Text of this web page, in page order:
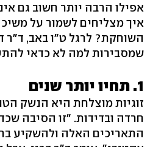
אפילו הרבה יותר חשוב גם
איך מצליחים לשמור על
שמסבירות למה לא כדאי
1. תחיו יותר שנים
זוגיות מוצלחת היא הנשק
חרדה ובדידות. "זו הסיבה
התאריכים האלה ולהשקיע